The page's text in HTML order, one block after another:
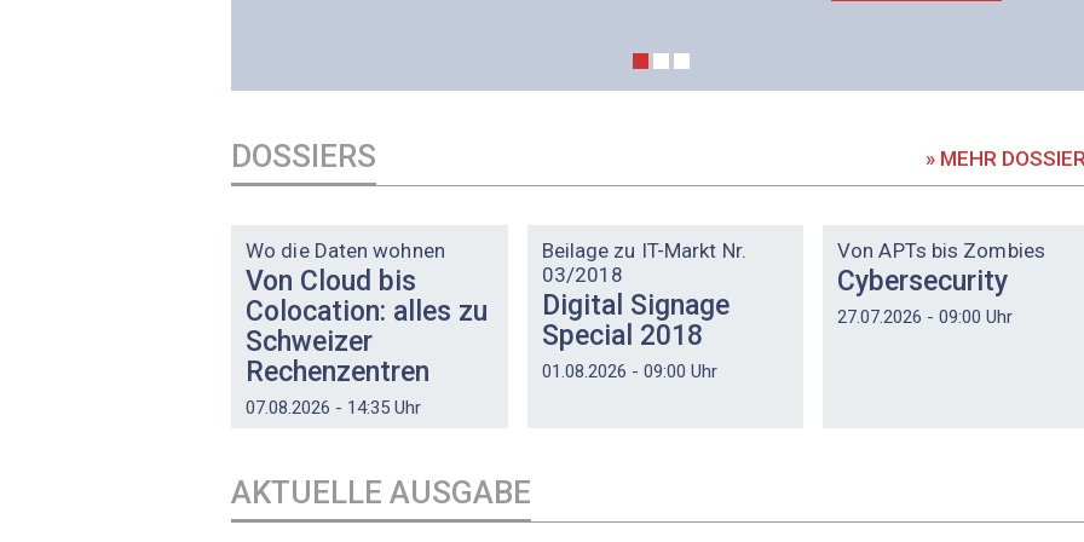
DOSSIERS » MEHR
Wo die Daten wohnen
Von Cloud bis
Colocation: alles zu
Schweizer
Rechenzentren
07.08.2026 - 14:35 Uhr
Beilage zu IT-Markt Nr.
03/2018
Digital Signage
Special 2018
01.08.2026 - 09:00 Uhr
Von APTs bis Zombies
Cybersecurity
27.07.2026 - 09:00 Uhr
AKTUELLE AUSGABE